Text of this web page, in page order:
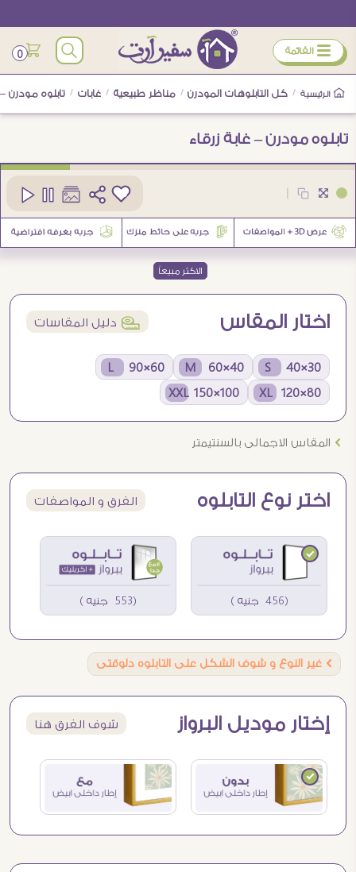
ÿ القائمة 0
الرئيسية / كل التابلوهات المودرن / مناظر طبيعية / غابات / تابلوه مودرن –
تابلوه مودرن – غابة زرقاء
33
الاكثر مبيعاً
اختار المقاس í دليل المقاسات
30×40 S
40×60 M
60×90 L
80×120 XL
100×150 XXL
Ö المقاس الاجمالى بالسنتيمتر
اختر نوع التابلوه الفرق و المواصفات
(456 جنيه ) (553 جنيه )
Ö غير النوع و شوف الشكل على التابلوه دلوقتى
إختار موديل البرواز شوف الفرق هنا